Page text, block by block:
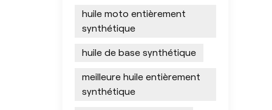
huile moto entièrement
synthétique
huile de base synthétique
meilleure huile entièrement
synthétique